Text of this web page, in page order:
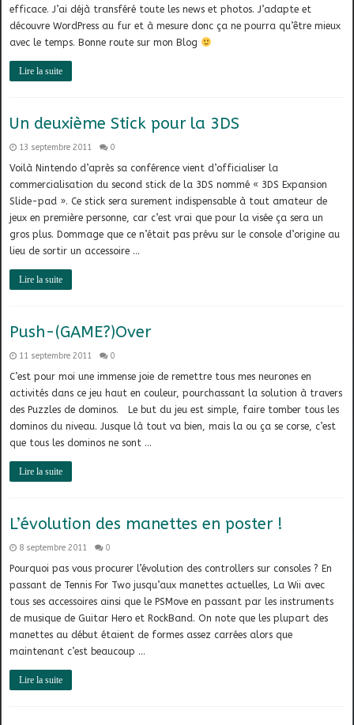
efficace. J’ai déjà transféré toute les news et photos. J’adapte et
découvre WordPress au fur et à mesure donc ça ne pourra qu’être mieux
avec le temps. Bonne route sur mon Blog
Lire la suite
Un deuxième Stick pour la 3DS
13 septembre 2011 0
Voilà Nintendo d’après sa conférence vient d’officialiser la
commercialisation du second stick de la 3DS nommé « 3DS Expansion
Slide-pad ». Ce stick sera surement indispensable à tout amateur de
jeux en première personne, car c’est vrai que pour la visée ça sera un
gros plus. Dommage que ce n’était pas prévu sur le console d’origine au
lieu de sortir un accessoire …
Lire la suite
Push-(GAME?)Over
11 septembre 2011 0
C’est pour moi une immense joie de remettre tous mes neurones en
activités dans ce jeu haut en couleur, pourchassant la solution à travers
des Puzzles de dominos. Le but du jeu est simple, faire tomber tous les
dominos du niveau. Jusque là tout va bien, mais la ou ça se corse, c’est
que tous les dominos ne sont …
Lire la suite
L’évolution des manettes en poster !
8 septembre 2011 0
Pourquoi pas vous procurer l’évolution des controllers sur consoles ? En
passant de Tennis For Two jusqu’aux manettes actuelles, La Wii avec
tous ses accessoires ainsi que le PSMove en passant par les instruments
de musique de Guitar Hero et RockBand. On note que les plupart des
manettes au début étaient de formes assez carrées alors que
maintenant c’est beaucoup …
Lire la suite